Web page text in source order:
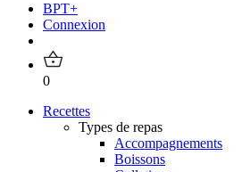
BPT+
Connexion
0
Recettes
Types de repas
Accompagnements
Boissons